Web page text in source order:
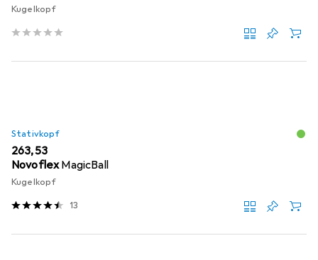
Kugelkopf
Stativkopf
EUR
263,53
NovoflexMagicBall
Kugelkopf
13